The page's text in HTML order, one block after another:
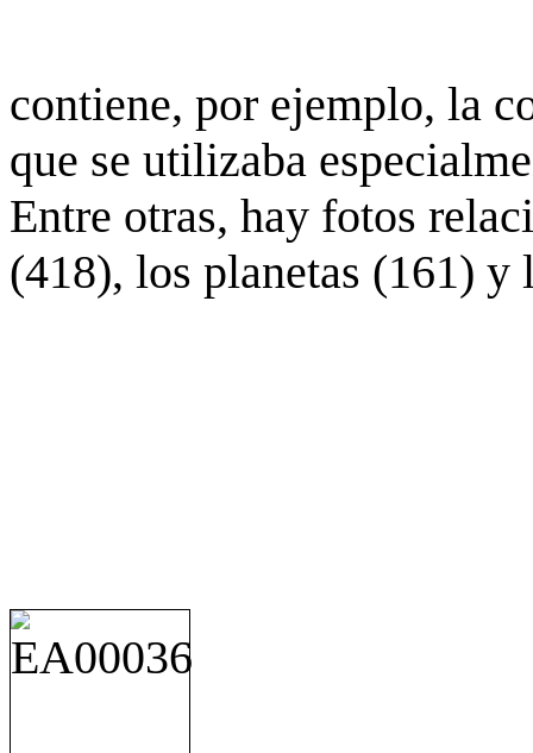
contiene, por ejemplo, la
que se utilizaba
Entre otras, hay fotos
(418), los planetas (161) y